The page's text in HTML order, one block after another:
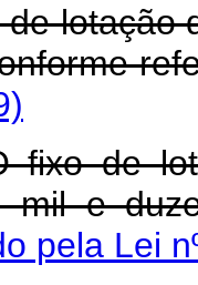
de lotação
fixo de
mil e
pela Lei